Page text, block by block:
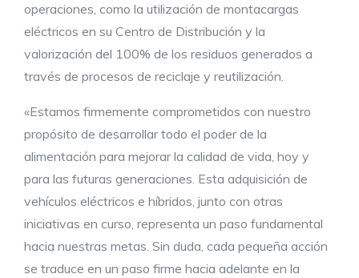
operaciones, como la utilización de montacargas
eléctricos en su Centro de Distribución y la
valorización del 100% de los residuos generados a
través de procesos de reciclaje y reutilización.
«Estamos firmemente comprometidos con nuestro
propósito de desarrollar todo el poder de la
alimentación para mejorar la calidad de vida, hoy y
para las futuras generaciones. Esta adquisición de
vehículos eléctricos e híbridos, junto con otras
iniciativas en curso, representa un paso fundamental
hacia nuestras metas. Sin duda, cada pequeña acción
se traduce en un paso firme hacia adelante en la